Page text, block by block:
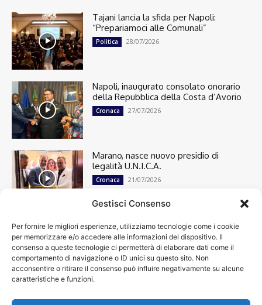
Gestisci Consenso
Per fornire le migliori esperienze, utilizziamo tecnologie come i cookie
per memorizzare e/o accedere alle informazioni del dispositivo. Il
consenso a queste tecnologie ci permetterà di elaborare dati come il
comportamento di navigazione o ID unici su questo sito. Non
acconsentire o ritirare il consenso può influire negativamente su alcune
caratteristiche e funzioni.
Tajani lancia la sfida per Napoli:
“Prepariamoci alle Comunali”
Politica 28/07/2026
Napoli, inaugurato consolato onorario
della Repubblica della Costa d’Avorio
Cronaca 27/07/2026
Marano, nasce nuovo presidio di
legalità U.N.I.C.A.
Cronaca 21/07/2026
Cronaca
13501
Attualità
7305
top
News
4209
Cultura